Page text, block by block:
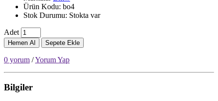
Ürün Kodu: bo4
Stok Durumu: Stokta var
Adet
Hemen Al Sepete Ekle
0 yorum /Yorum Yap
Bilgiler